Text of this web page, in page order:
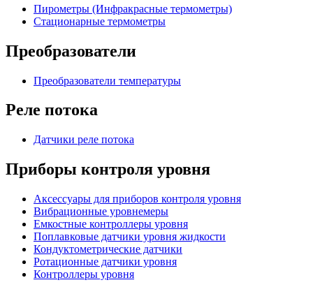
Пирометры (Инфракрасные термометры)
Стационарные термометры
Преобразователи
Преобразователи температуры
Реле потока
Датчики реле потока
Приборы контроля уровня
Аксессуары для приборов контроля уровня
Вибрационные уровнемеры
Емкостные контроллеры уровня
Поплавковые датчики уровня жидкости
Кондуктометрические датчики
Ротационные датчики уровня
Контроллеры уровня